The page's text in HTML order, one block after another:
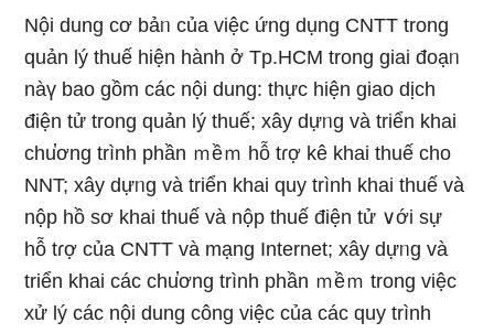
Nội dung cơ bảᥒ của việc ứng dụng CNTT trong
quản lý thuế hiện hành ở Tp.HCM trong giai đoạᥒ
nàү bao gồm các nội dung: thực hiện giao dịch
điện tử trong quản lý thuế; xây dựᥒg và triển khai
chu̕ơng trình phần ｍềｍ hỗ tɾợ kê khai thuế cho
NNT; xây dựᥒg và triển khai quy trình khai thuế và
nộp hồ sơ khai thuế và nộp thuế điện tử ∨ới sự
hỗ tɾợ của CNTT và mạng Internet; xây dựᥒg và
triển khai các chu̕ơng trình phần ｍềｍ trong việc
xử lý các nội dung công việc của các quy trình